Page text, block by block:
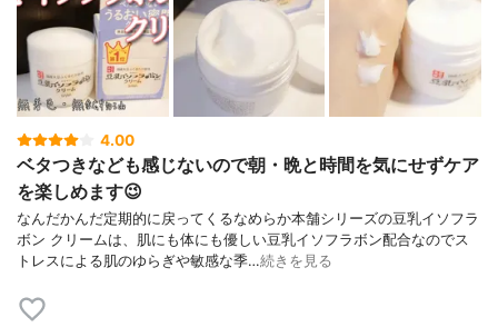
4.00
ベタつきなども感じないので朝・晩と時間を気にせずケア
を楽しめます😉
なんだかんだ定期的に戻ってくるなめらか本舗シリーズの豆乳イソフラ
ボン クリームは、肌にも体にも優しい豆乳イソフラボン配合なのでス
トレスによる肌のゆらぎや敏感な季…続きを見る